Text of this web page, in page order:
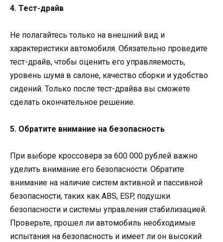
4. Тест-драйв
Не полагайтесь только на внешний вид и
характеристики автомобиля. Обязательно проведите
тест-драйв, чтобы оценить его управляемость,
уровень шума в салоне, качество сборки и удобство
сидений. Только после тест-драйва вы сможете
сделать окончательное решение.
5. Обратите внимание на безопасность
При выборе кроссовера за 600 000 рублей важно
уделить внимание его безопасности. Обратите
внимание на наличие систем активной и пассивной
безопасности, таких как ABS, ESP, подушки
безопасности и системы управления стабилизацией.
Проверьте, прошел ли автомобиль необходимые
испытания на безопасность и имеет ли он высокий